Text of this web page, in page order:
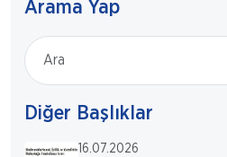
Arama Yap
Diğer Başlıklar
16.07.2026